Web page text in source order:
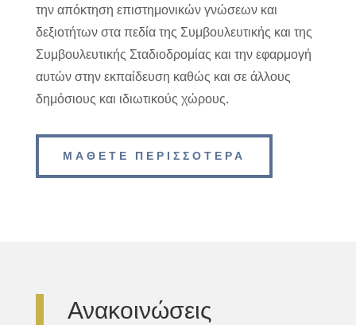
την απόκτηση επιστημονικών γνώσεων και
δεξιοτήτων στα πεδία της Συμβουλευτικής και της
Συμβουλευτικής Σταδιοδρομίας και την εφαρμογή
αυτών στην εκπαίδευση καθώς και σε άλλους
δημόσιους και ιδιωτικούς χώρους.
ΜΑΘΕΤΕ ΠΕΡΙΣΣΟΤΕΡΑ
Ανακοινώσεις